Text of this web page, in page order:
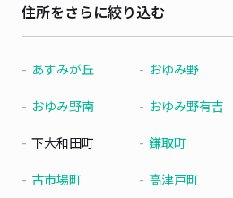
住所をさらに絞り込む
あすみが丘 おゆみ野
おゆみ野南 おゆみ野有吉
下大和田町 鎌取町
古市場町 高津戸町